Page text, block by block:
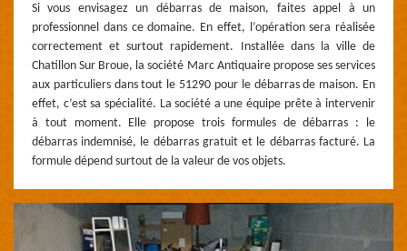
Si vous envisagez un débarras de maison, faites appel à un
professionnel dans ce domaine. En effet, l’opération sera réalisée
correctement et surtout rapidement. Installée dans la ville de
Chatillon Sur Broue, la société Marc Antiquaire propose ses services
aux particuliers dans tout le 51290 pour le débarras de maison. En
effet, c’est sa spécialité. La société a une équipe prête à intervenir
à tout moment. Elle propose trois formules de débarras : le
débarras indemnisé, le débarras gratuit et le débarras facturé. La
formule dépend surtout de la valeur de vos objets.